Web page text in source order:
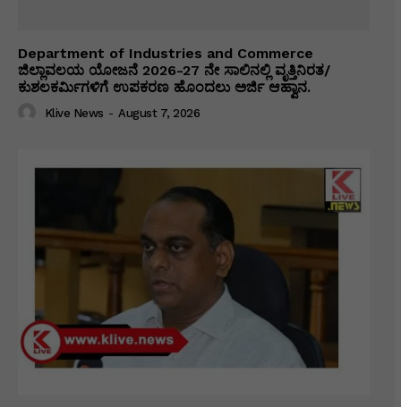
Department of Industries and Commerce
ಜಿಲ್ಲಾವಲಯ ಯೋಜನೆ 2026-27 ನೇ ಸಾಲಿನಲ್ಲಿ ವೃತ್ತಿನಿರತ/
ಕುಶಲಕರ್ಮಿಗಳಿಗೆ ಉಪಕರಣ ಹೊಂದಲು ಅರ್ಜಿ ಆಹ್ವಾನ.
Klive News - August 7, 2026